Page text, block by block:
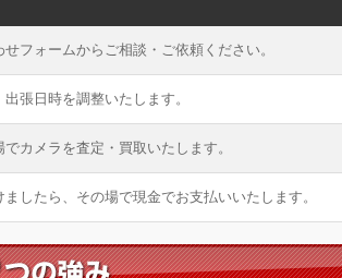
フォームからご相談・ご依頼ください。
張日時を調整いたします。
カメラを査定・買取いたします。
したら、その場で現金でお支払いいたします。